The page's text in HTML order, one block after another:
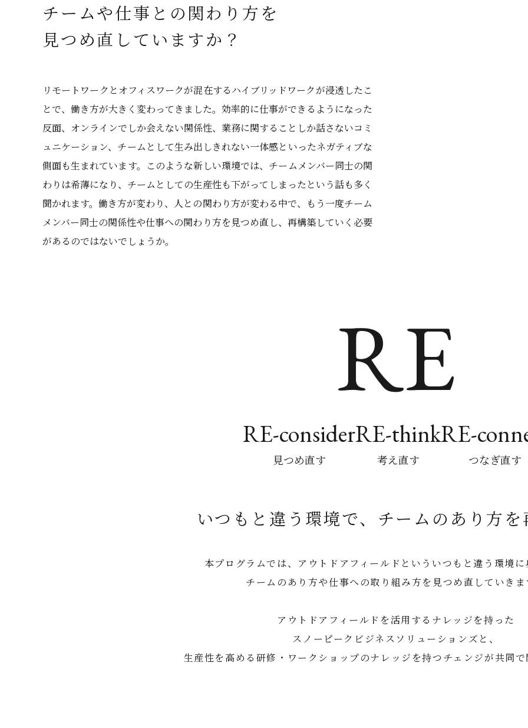
チームや仕事との関わり方を
見つめ直していますか？
リモートワークとオフィスワークが混在するハイブリッドワークが浸透したこ
とで、働き方が大きく変わってきました。効率的に仕事ができるようになった
反面、オンラインでしか会えない関係性、業務に関することしか話さないコミ
ュニケーション、チームとして生み出しきれない一体感といったネガティブな
側面も生まれています。このような新しい環境では、チームメンバー同士の関
わりは希薄になり、チームとしての生産性も下がってしまったという話も多く
聞かれます。働き方が変わり、人との関わり方が変わる中で、もう一度チーム
メンバー同士の関係性や仕事への関わり方を見つめ直し、再構築していく必要
があるのではないでしょうか。
RE
RE-consider
見つめ直す
RE-think
考え直す
RE-
つなぎ直す
いつもと違う環境で、 チームのあり方
本プログラムでは、アウトドアフィールドといういつもと違う環境
チームのあり方や仕事への取り組み方を見つめ直していき
アウトドアフィールドを活用するナレッジを持った
スノーピークビジネスソリューションズと、
生産性を高める研修・ワークショップのナレッジを持つチェンジが共同